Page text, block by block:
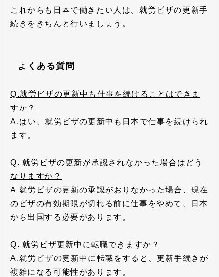
これからも日本で働きたい人は、就労ビザの更新手
続きをきちんと行いましょう。
よくある質問
Q.就労ビザの更新中も仕事を続けることはできま
すか？
A.はい、就労ビザの更新中も日本で仕事を続けられ
ます。
Q. 就労ビザの更新が承認されなかった場合はどう
なりますか？
A.就労ビザの更新の承認がおりなかった場合、現在
のビザの有効期限が切れる前に仕事をやめて、日本
から出国する必要があります。
Q. 就労ビザ更新中に転職できますか？
A.就労ビザの更新中に転職をすると、更新手続きが
複雑になる可能性があります。